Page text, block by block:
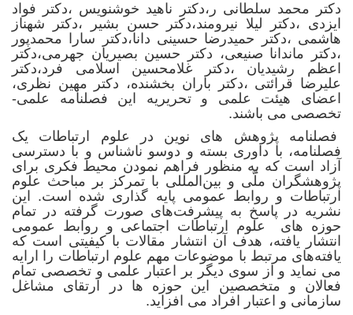
دکتر محمد سلطانی ر،دکتر ناهید خوشنویس ،دکتر فواد
ایزدی ،دکتر لیلا نیرومند،دکتر حسن بشیر ،دکتر شهناز
هاشمی ،دکتر حمیدرضا حسینی دانا،دکتر سارا محمدپور
،دکتر ماندانا صنیعی، دکتر حسین بصیریان جهرمی،دکتر
اعظم رشیدیان ،دکتر غلامحسین اسلامی فرد،دکتر
علیرضا قرائتی ،دکتر باران بخشنده، دکتر مهین نظری،
اعضای هیئت علمی و تحریریه این فصلنامه علمی-
تخصصی می باشند.
فصلنامه پژوهش های نوین در علوم ارتباطات یک
فصلنامه، با داوری بسته و دوسو ناشناس و با دسترسی
آزاد است که به منظور فراهم نمودن محیط فکری برای
پژوهشگران ملّی و بین‌المللی با تمرکز بر مباحث علوم
ارتباطات و روابط عمومی پایه گذاری شده است. این
نشریه در پاسخ به پیشرفت‌های صورت گرفته در تمام
حوزه های علوم ارتباطات اجتماعی و روابط عمومی
انتشار یافته، هدف آن انتشار مقالات با کیفیتی است که
یافته‌های مرتبط با موضوعات مهم علوم ارتباطات را ارایه
می‌ نماید و از سوی دیگر بر اعتبار علمی و تخصصی تمام
فعالان و متخصصین این حوزه ها در ارتقای مشاغل
سازمانی و اعتبار افراد می افزاید.